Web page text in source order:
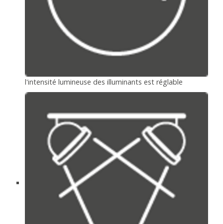
l'intensité lumineuse des illuminants est réglable